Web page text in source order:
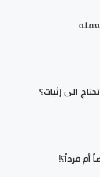
الى إثبات؟
أم فرداً؟!